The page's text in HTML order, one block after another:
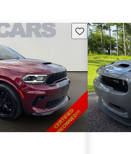
Guarda este Aviso